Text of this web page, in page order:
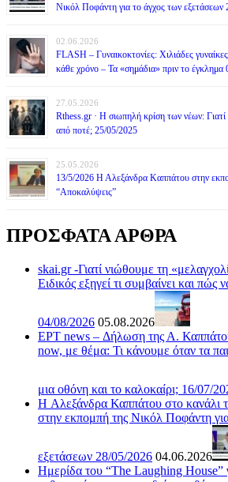
Νικόλ Ποφάντη για το άγχος των εξετάσεων
02.06.2026
FLASH – Γυναικοκτονίες: Χιλιάδες
κάθε χρόνο – Τα «σημάδια» πριν το έγκλημα
27.05.2026
Rthess.gr · Η σιωπηλή κρίση των νέων: Γιατί
από ποτέ; 25/05/2025
25.05.2026
13/5/2026 Η Αλεξάνδρα Καππάτου στην
“Αποκαλύψεις”
ΠΡΟΣΦΑΤΑ ΑΡΘΡΑ
skai.gr -Γιατί νιώθουμε τη
Ειδικός εξηγεί τι συμβαίνει και πώς
04/08/2026 05.08.2026
ΕΡΤ news – Δήλωση της Α.
now, με θέμα: Τι κάνουμε όταν τα
μια οθόνη και το καλοκαίρι; 16/07/
H Αλεξάνδρα Καππάτου στο κανάλι
στην εκπομπή της Νικόλ Ποφάντη
εξετάσεων 28/05/2026 04.06.2026
Ημερίδα του “The Laughing House”